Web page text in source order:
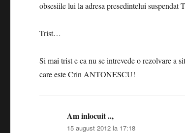
obsesiile lui la adresa presedintelui suspendat
Trist…
Si mai trist e ca nu se intrevede o rezolvare a
care este Crin ANTONESCU!
Am inlocuit ..,
15 august 2012 la 17:18